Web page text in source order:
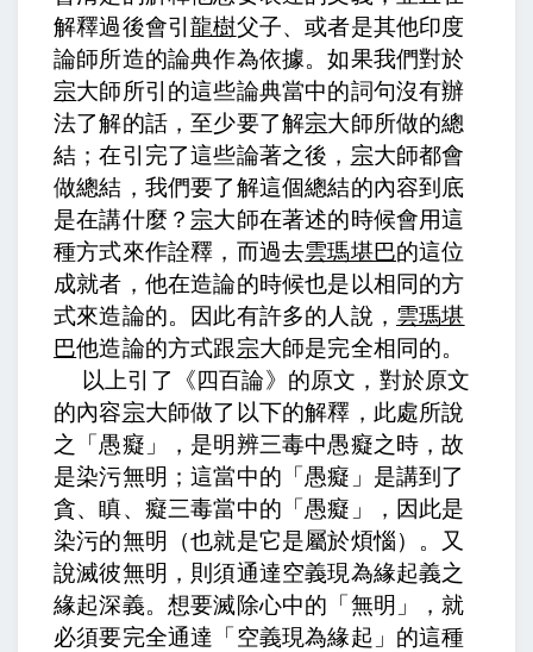
解釋過後會引龍樹父子、或者是其他印度
論師所造的論典作為依據。如果我們對於
宗大師所引的這些論典當中的詞句沒有辦
法了解的話，至少要了解宗大師所做的總
結；在引完了這些論著之後， 宗大師都會
做總結，我們要了解這個總結的內容到底
是在講什麼？ 宗大師在著述的時候會用這
種方式來作詮釋，而過去雲瑪堪巴的這位
成就者，他在造論的時候也是以相同的方
式來造論的。因此有許多的人說， 雲瑪堪
巴他造論的方式跟宗大師是完全相同的。
以上引了《四百論》的原文，對於原文
的內容宗大師做了以下的解釋， 此處所說
之「愚癡」，是明辨三毒中愚癡之時，故
是染污無明；這當中的「愚癡」是講到了
貪、瞋、癡三毒當中的「愚癡」，因此是
染污的無明（也就是它是屬於煩惱）。 又
說滅彼無明，則須通達空義現為緣起義之
緣起深義。 想要滅除心中的「無明」，就
必須要完全通達「空義現為緣起」的這種